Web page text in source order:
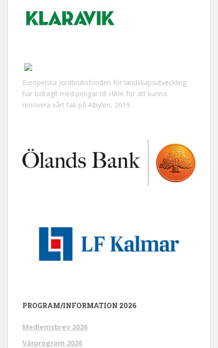
Europeiska jordbruksfonden för landskapsutveckling
har bidragit med pengar till HAIK för att kunna
renovera vårt tak på Albylen, 2019.
PROGRAM/INFORMATION 2026
Medlemsbrev 2026
Vårprogram 2026